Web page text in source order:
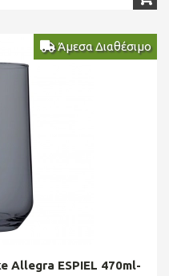
Άμεσα Διαθέσιμο
Allegra ESPIEL 470ml-